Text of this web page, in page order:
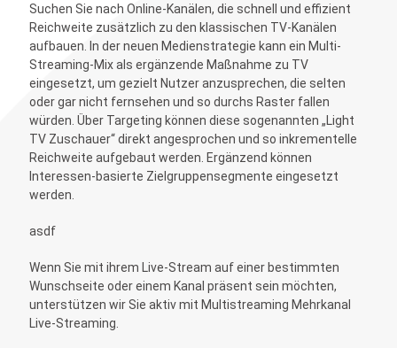
Suchen Sie nach Online-Kanälen, die schnell und effizient
Reichweite zusätzlich zu den klassischen TV-Kanälen
aufbauen. In der neuen Medienstrategie kann ein Multi-
Streaming-Mix als ergänzende Maßnahme zu TV
eingesetzt, um gezielt Nutzer anzusprechen, die selten
oder gar nicht fernsehen und so durchs Raster fallen
würden. Über Targeting können diese sogenannten „Light
TV Zuschauer“ direkt angesprochen und so inkrementelle
Reichweite aufgebaut werden. Ergänzend können
Interessen-basierte Zielgruppensegmente eingesetzt
werden.
asdf
Wenn Sie mit ihrem Live-Stream auf einer bestimmten
Wunschseite oder einem Kanal präsent sein möchten,
unterstützen wir Sie aktiv mit Multistreaming Mehrkanal
Live-Streaming.